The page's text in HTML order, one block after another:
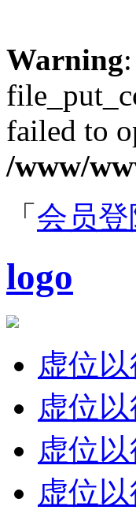
Warning:
failed to
/www/
「 会员登
logo
虚位
虚位
虚位
虚位